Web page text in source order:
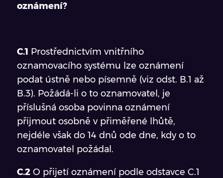
oznámení?
C.1 Prostřednictvím vnitřního
oznamovacího systému lze oznámení
podat ústně nebo písemně (viz odst. B.1 až
B.3). Požádá-li o to oznamovatel, je
příslušná osoba povinna oznámení
přijmout osobně v přiměřené lhůtě,
nejdéle však do 14 dnů ode dne, kdy o to
oznamovatel požádal.
C.2O přijetí oznámení podle odstavce C.1